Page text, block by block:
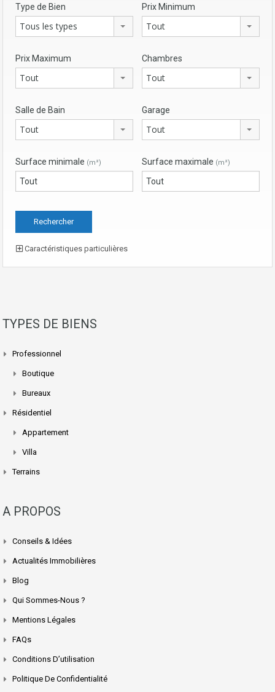
Type de Bien
Tous les types
Prix Minimum
Tout
Prix Maximum
Tout
Chambres
Tout
Salle de Bain
Tout
Garage
Tout
Surface minimale (m²) Surface maximale (m²)
Caractéristiques particulières
TYPES DE BIENS
Professionnel
Boutique
Bureaux
Résidentiel
Appartement
Villa
Terrains
A PROPOS
Conseils & Idées
Actualités Immobilières
Blog
Qui Sommes-Nous ?
Mentions Légales
FAQs
Conditions D’utilisation
Politique De Confidentialité